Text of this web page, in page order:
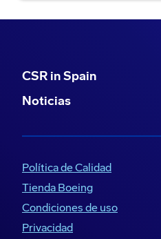
CSR in Spain
Noticias
Política de Calidad
Tienda Boeing
Condiciones de uso
Privacidad